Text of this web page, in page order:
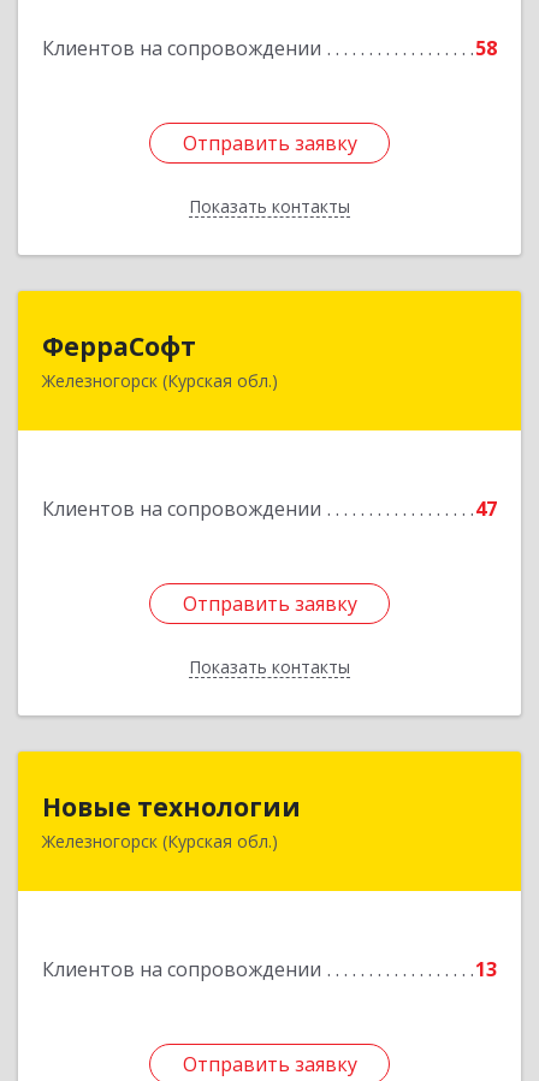
Клиентов на сопровождении 58
Отправить заявку
Показать контакты
Отправить заявку
Назад
ФерраСофт
Железногорск (Курская обл.)
Клиентов на сопровождении 47
Отправить заявку
Показать контакты
307179, Курская обл, Железногорск г, Ленина ул,
Отправить заявку
Назад
Новые технологии
Железногорск (Курская обл.)
Клиентов на сопровождении 13
Отправить заявку
307170, Курская обл, Железногорский р-н,
Подробнее
Отправить заявку